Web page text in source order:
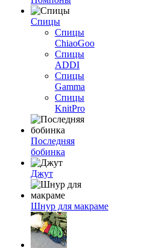
Спицы
Спицы
ChiaoGoo
Спицы
ADDI
Спицы
Gamma
Спицы
KnitPro
Последняя
бобинка
Джут
Шнур для макраме